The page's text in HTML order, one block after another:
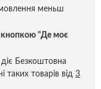
меньш
кнопкою "Де моє
Безкоштовна
таких товарів від 3